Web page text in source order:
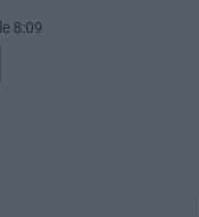
8:09